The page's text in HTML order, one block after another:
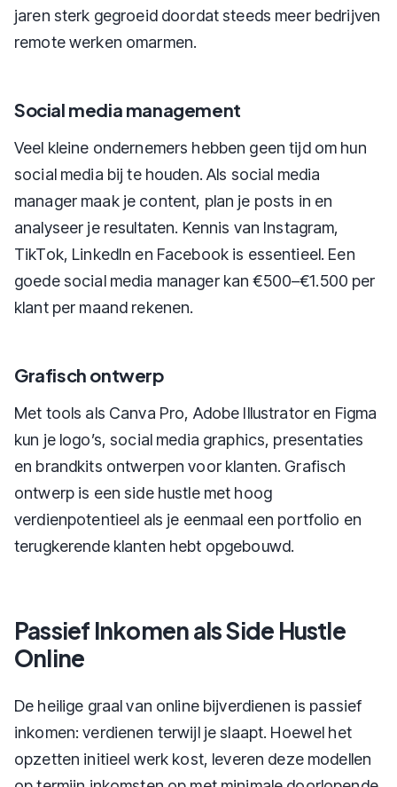
jaren sterk gegroeid doordat steeds meer bedrijven
remote werken omarmen.
Social media management
Veel kleine ondernemers hebben geen tijd om hun
social media bij te houden. Als social media
manager maak je content, plan je posts in en
analyseer je resultaten. Kennis van Instagram,
TikTok, LinkedIn en Facebook is essentieel. Een
goede social media manager kan €500–€1.500 per
klant per maand rekenen.
Grafisch ontwerp
Met tools als Canva Pro, Adobe Illustrator en Figma
kun je logo’s, social media graphics, presentaties
en brandkits ontwerpen voor klanten. Grafisch
ontwerp is een side hustle met hoog
verdienpotentieel als je eenmaal een portfolio en
terugkerende klanten hebt opgebouwd.
Passief Inkomen als Side Hustle
Online
De heilige graal van online bijverdienen is passief
inkomen: verdienen terwijl je slaapt. Hoewel het
opzetten initieel werk kost, leveren deze modellen